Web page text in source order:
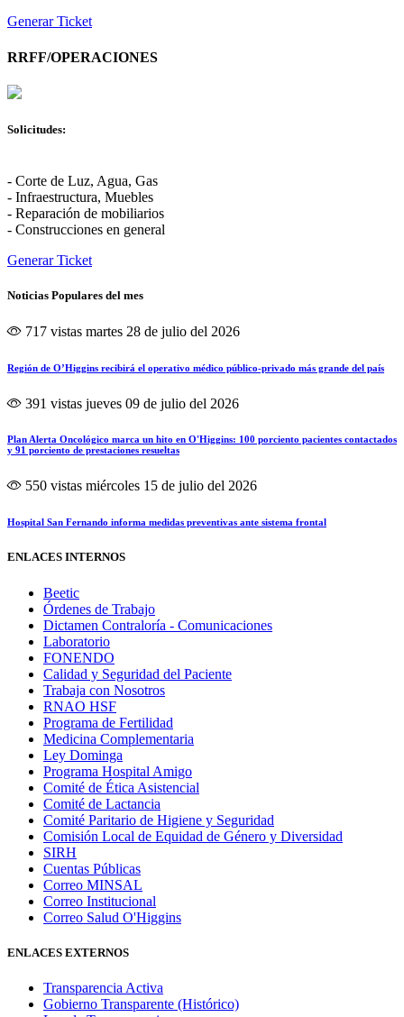
Generar Ticket
RRFF/OPERACIONES
Solicitudes:
- Corte de Luz, Agua, Gas
- Infraestructura, Muebles
- Reparación de mobiliarios
- Construcciones en general
Generar Ticket
Noticias Populares del mes
717 vistas martes 28 de julio del 2026
Región de O’Higgins recibirá el operativo médico público-privado más grande del país
391 vistas jueves 09 de julio del 2026
Plan Alerta Oncológico marca un hito en O'Higgins: 100 porciento pacientes contactados
y 91 porciento de prestaciones resueltas
550 vistas miércoles 15 de julio del 2026
Hospital San Fernando informa medidas preventivas ante sistema frontal
ENLACES INTERNOS
Beetic
Órdenes de Trabajo
Dictamen Contraloría - Comunicaciones
Laboratorio
FONENDO
Calidad y Seguridad del Paciente
Trabaja con Nosotros
RNAO HSF
Programa de Fertilidad
Medicina Complementaria
Ley Dominga
Programa Hospital Amigo
Comité de Ética Asistencial
Comité de Lactancia
Comité Paritario de Higiene y Seguridad
Comisión Local de Equidad de Género y Diversidad
SIRH
Cuentas Públicas
Correo MINSAL
Correo Institucional
Correo Salud O'Higgins
ENLACES EXTERNOS
Transparencia Activa
Gobierno Transparente (Histórico)